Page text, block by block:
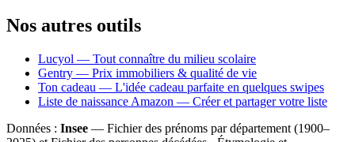
Nos autres outils
Lucyol — Tout connaître du milieu scolaire
Gentry — Prix immobiliers & qualité de vie
Ton cadeau — L'idée cadeau parfaite en quelques swipes
Liste de naissance Amazon — Créer et partager votre liste
Données : Insee — Fichier des prénoms par département (1900–